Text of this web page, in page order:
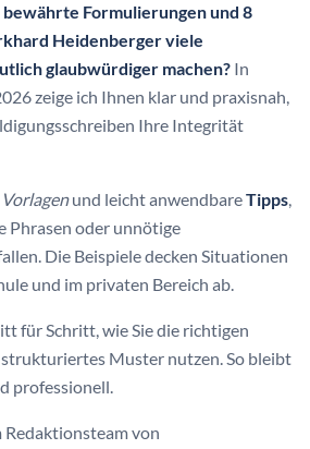
bewährte Formulierungen und 8
Heidenberger viele
glaubwürdiger machen? In
zeige ich Ihnen klar und praxisnah,
Ihre Integrität
Vorlagenund leicht anwendbareTipps,
Phrasen oder unnötige
Die Beispiele decken Situationen
und im privaten Bereich ab.
für Schritt, wie Sie die richtigen
Muster nutzen. So bleibt
professionell.
Redaktionsteam von